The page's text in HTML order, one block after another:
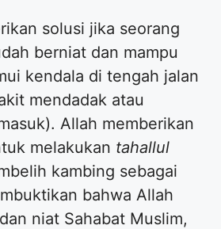
solusi jika seorang
berniat dan mampu
kendala di tengah jalan
mendadak atau
Allah memberikan
melakukan tahallul
kambing sebagai
bahwa Allah
niat Sahabat Muslim,